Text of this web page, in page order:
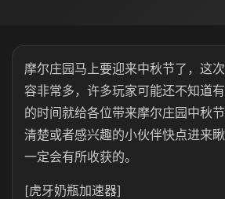
摩尔庄园马上要迎来中秋节了，这
容非常多，许多玩家可能还不知道
的时间就给各位带来摩尔庄园中秋
清楚或者感兴趣的小伙伴快点进来
一定会有所收获的。
[虎牙奶瓶加速器]